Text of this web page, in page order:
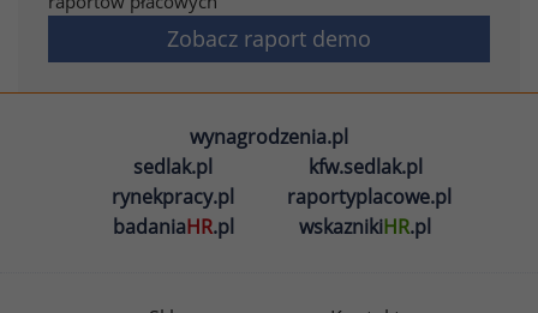
Zobacz raport demo
wynagrodzenia.pl
sedlak.pl
kfw.sedlak.pl
rynekpracy.pl
raportyplacowe.pl
badaniaHR.pl wskaznikiHR.pl